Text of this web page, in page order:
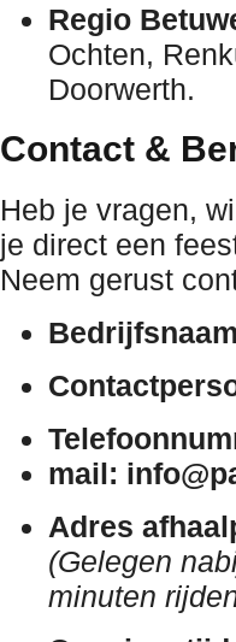
Regio
Ochten,
Doorwerth.
Contact &
Heb je vragen,
je direct een
Neem gerust
mail:
Adres
(Gelegen
minuten